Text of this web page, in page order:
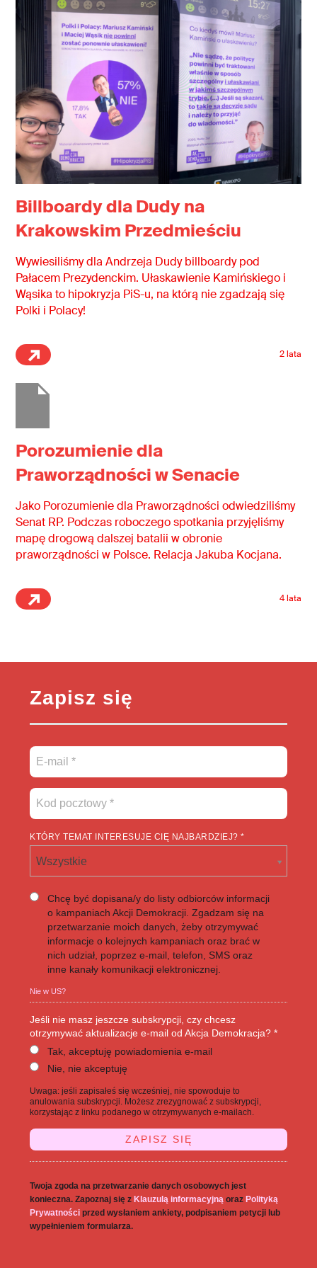
Billboardy dla Dudy na
Krakowskim Przedmieściu
Wywiesiliśmy dla Andrzeja Dudy billboardy pod
Pałacem Prezydenckim. Ułaskawienie Kamińskiego i
Wąsika to hipokryzja PiS-u, na którą nie zgadzają się
Polki i Polacy!
2 lata
Porozumienie dla
Praworządności w Senacie
Jako Porozumienie dla Praworządności odwiedziliśmy
Senat RP. Podczas roboczego spotkania przyjęliśmy
mapę drogową dalszej batalii w obronie
praworządności w Polsce. Relacja Jakuba Kocjana.
4 lata
Zapisz się
KTÓRY TEMAT INTERESUJE CIĘ NAJBARDZIEJ? *
Wszystkie
Chcę być dopisana/y do listy odbiorców informacji
o kampaniach Akcji Demokracji. Zgadzam się na
przetwarzanie moich danych, żeby otrzymywać
informacje o kolejnych kampaniach oraz brać w
nich udział, poprzez e-mail, telefon, SMS oraz
inne kanały komunikacji elektronicznej.
Nie wUS?
Jeśli nie masz jeszcze subskrypcji, czy chcesz
otrzymywać aktualizacje e-mail od Akcja Demokracja? *
Tak, akceptuję powiadomienia e-mail
Nie, nie akceptuję
Uwaga: jeśli zapisałeś się wcześniej, nie spowoduje to
anulowania subskrypcji. Możesz zrezygnować z subskrypcji,
korzystając z linku podanego w otrzymywanych e-mailach.
Twoja zgoda na przetwarzanie danych osobowych jest
konieczna. Zapoznaj się zKlauzulą informacyjną orazPolityką
Prywatności przed wysłaniem ankiety, podpisaniem petycji lub
wypełnieniem formularza.